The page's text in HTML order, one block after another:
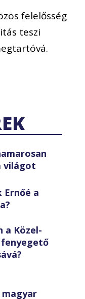
felelősség
teszi
világot
Ernőé a
a Közel-
magyar